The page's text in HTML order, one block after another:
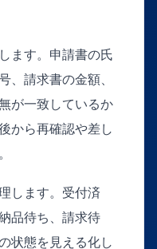
ます。申請書の氏
、請求書の金額、
が一致しているか
から再確認や差し
します。受付済
品待ち、請求待
状態を見える化し